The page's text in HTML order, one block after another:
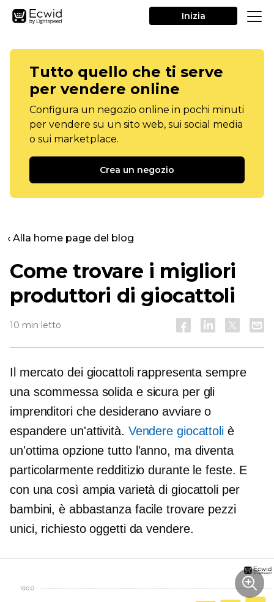
Inizia
Tutto quello che ti serve
per vendere online
Configura un negozio online in pochi minuti
per vendere su un sito web, sui social media
o sui marketplace.
Crea un negozio
‹ Alla home page del blog
Come trovare i migliori
produttori di giocattoli
10 min letto
Il mercato dei giocattoli rappresenta sempre
una scommessa solida e sicura per gli
imprenditori che desiderano avviare o
espandere un'attività. Vendere giocattoliè
un'ottima opzionetutto l'anno, ma diventa
particolarmente redditizio durante le feste. E
con una così ampia varietà di giocattoli per
bambini, è abbastanza facile trovare pezzi
unici, richiestooggetti da vendere.